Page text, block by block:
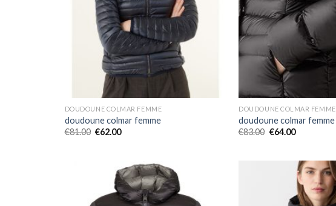
DOUDOUNE COLMAR FEMME
doudoune colmar femme
€81.00 €62.00
DOUDOUNE COLMAR FEMME
doudoune colmar femme
€83.00 €64.00